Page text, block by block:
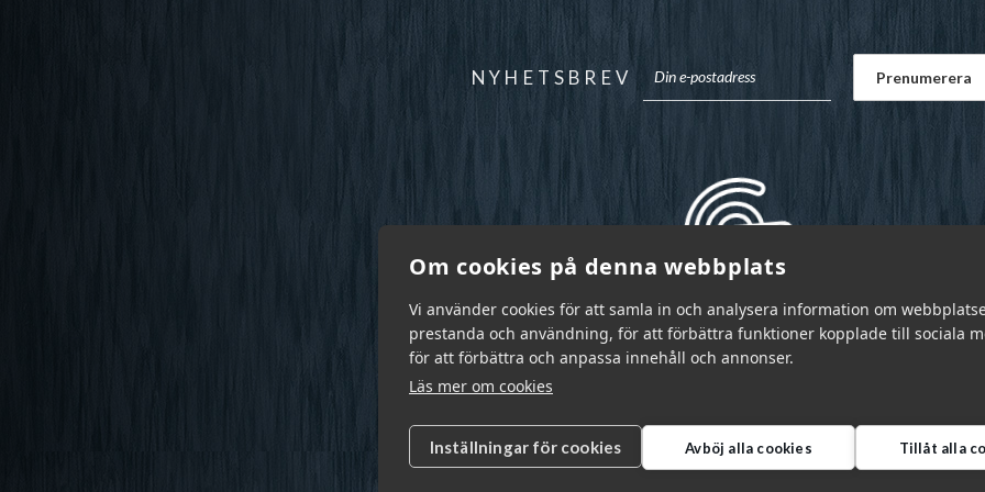
Om cookies på denna webbplats
Vi använder cookies för att samla in och analysera information om
prestanda och användning, för att förbättra funktioner kopplade till sociala
för att förbättra och anpassa innehåll och annonser.
Läs mer om cookies
Inställningar för cookies Avböj alla cookies Tillåt alla
NYHETSBREV
Garnr Sverige AB © 2026 | info@garnr.se 031 - 92